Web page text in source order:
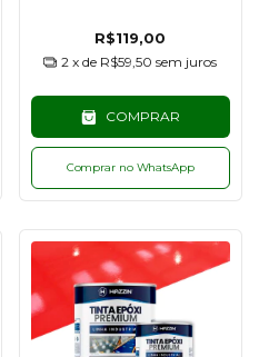
R$119,00
2 x de R$59,50 sem juros
COMPRAR
Comprar no WhatsApp